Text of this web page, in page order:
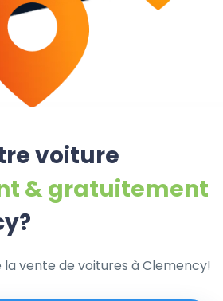
voiture
& gratuitement
la vente de voitures à Clemency!